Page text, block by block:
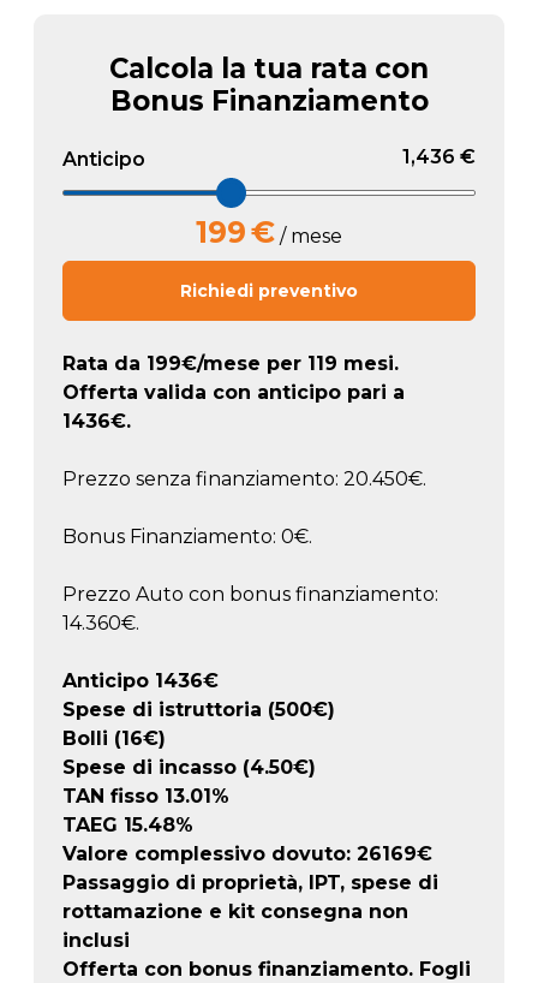
Calcola la tua rata con
Bonus Finanziamento
Anticipo 1,436 €
199€ / mese
Richiedi preventivo
Rata da 199€/mese per 119 mesi.
Offerta valida con anticipo pari a
1436€.
Prezzo senza finanziamento: 20.450€.
Bonus Finanziamento: 0€.
Prezzo Auto con bonus finanziamento:
14.360€.
Anticipo 1436€
Spese di istruttoria (500€)
Bolli (16€)
Spese di incasso (4.50€)
TAN fisso 13.01%
TAEG 15.48%
Valore complessivo dovuto: 26169€
Passaggio di proprietà, IPT, spese di
rottamazione e kit consegna non
inclusi
Offerta con bonus finanziamento. Fogli